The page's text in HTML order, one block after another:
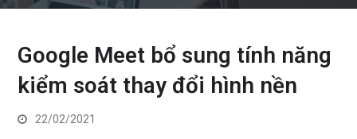
Google Meet bổ sung tính năng
kiểm soát thay đổi hình nền
22/02/2021